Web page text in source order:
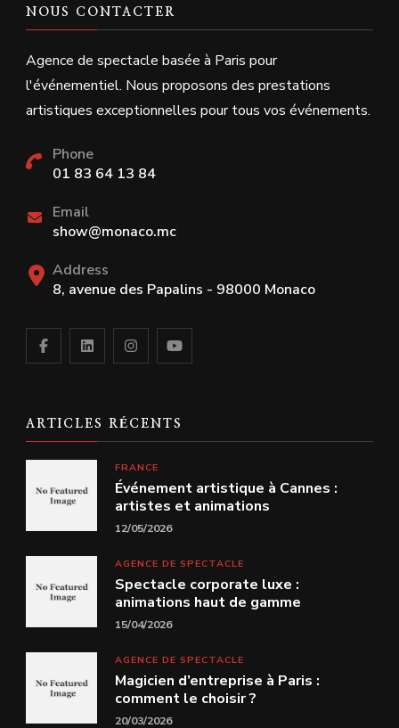
NOUS CONTACTER
Agence de spectacle basée à Paris pour
l'événementiel. Nous proposons des prestations
artistiques exceptionnelles pour tous vos événements.
Phone
01 83 64 13 84
Email
show@monaco.mc
Address
8, avenue des Papalins - 98000 Monaco
ARTICLES RÉCENTS
FRANCE
Événement artistique à Cannes :
artistes et animations
12/05/2026
AGENCE DE SPECTACLE
Spectacle corporate luxe :
animations haut de gamme
15/04/2026
AGENCE DE SPECTACLE
Magicien d’entreprise à Paris :
comment le choisir ?
20/03/2026